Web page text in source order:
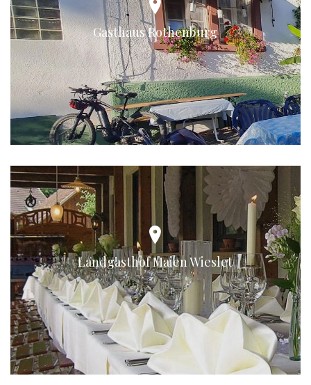
Gasthaus Rothenburg
Landgasthof Maien Wieslet